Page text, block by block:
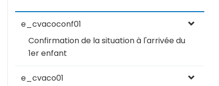
e_cvacoconf01
Confirmation de la situation à l'arrivée du
1er enfant
e_cvaco01